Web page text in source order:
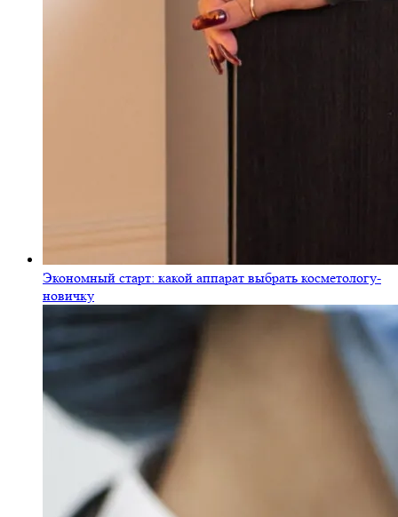
Экономный старт: какой аппарат выбрать косметологу-
новичку